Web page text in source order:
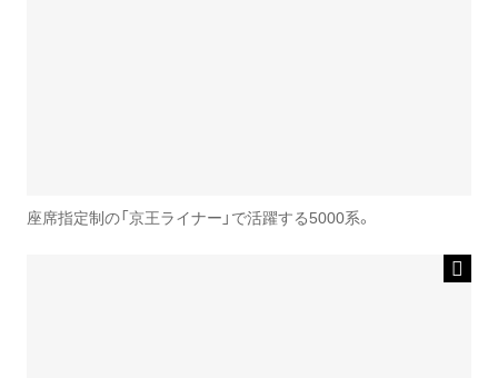
座席指定制の「京王ライナー」で活躍する5000系。